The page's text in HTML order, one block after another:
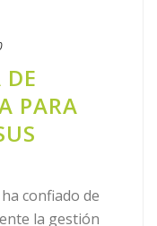
en
terminal del
el tipo de
servicio, la
al servicio,
FOMENTO
PARA
confiado de
la gestión